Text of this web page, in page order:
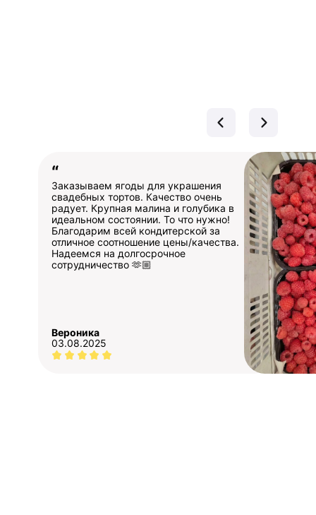
Заказываем ягоды для украшения
свадебных тортов. Качество очень
радует. Крупная малина и голубика в
идеальном состоянии. То что нужно!
Благодарим всей кондитерской за
отличное соотношение цены/качества.
Надеемся на долгосрочное
сотрудничество 🫶🏼
Вероника
“
03.08.2025